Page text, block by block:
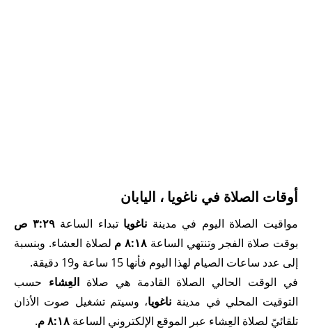
أوقات الصلاة في ناغويا ، اليابان
مواقيت الصلاة اليوم في مدينة ناغويا تبداء الساعة٣:٢٩ ص
بوقت صلاة الفجر وتنتهي الساعة ٨:١٨ م
لصلاة العشاء. وبنسبة
إلى عدد ساعات الصيام لهذا اليوم فأنها 15 ساعة و19 دقيقة.
في الوقت الحالي الصلاة القادمة هي صلاةالعِشاء حسب
التوقيت المحلي في مدينة ناغويا، وسيتم تشغيل صوت الأذان
تلقائيً لصلاة العِشاء عبر الموقع الإلكتروني الساعة ٨:١٨ م .